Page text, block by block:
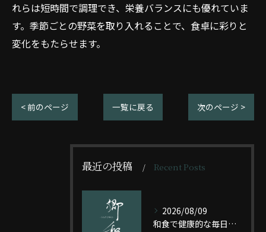
れらは短時間で調理でき、栄養バランスにも優れていま
す。季節ごとの野菜を取り入れることで、食卓に彩りと
変化をもたらせます。
< 前のページ 一覧に戻る 次のページ >
最近の投稿 Recent Posts
2026/08/09
和食で健康的な毎日を実現するバランスご飯の秘訣